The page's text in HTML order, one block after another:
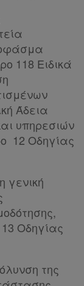
118 Eιδικά
Άδεια
υπηρεσιών
12 Οδηγίας
γενική
Οδηγίας
της